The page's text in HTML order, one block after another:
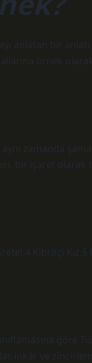
anlatan bir
örnek
zamanda
bir işaret
Kibritçi Kız.5
göre
inkâr ve